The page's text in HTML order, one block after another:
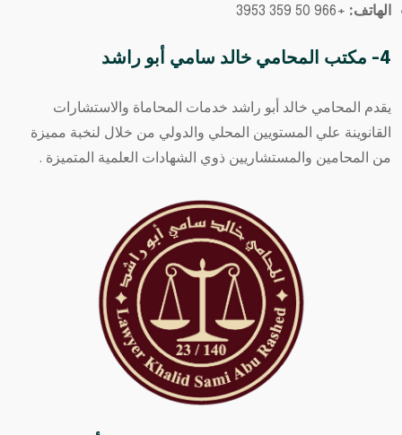
الهاتف: +966 50 359 3953
4- مكتب المحامي خالد سامي أبو راشد
يقدم المحامي خالد أبو راشد خدمات المحاماة والاستشارات
القانوينة علي المستويين المحلي والدولي من خلال لنخبة مميزة
من المحامين والمستشاريين ذوي الشهادات العلمية المتميزة .